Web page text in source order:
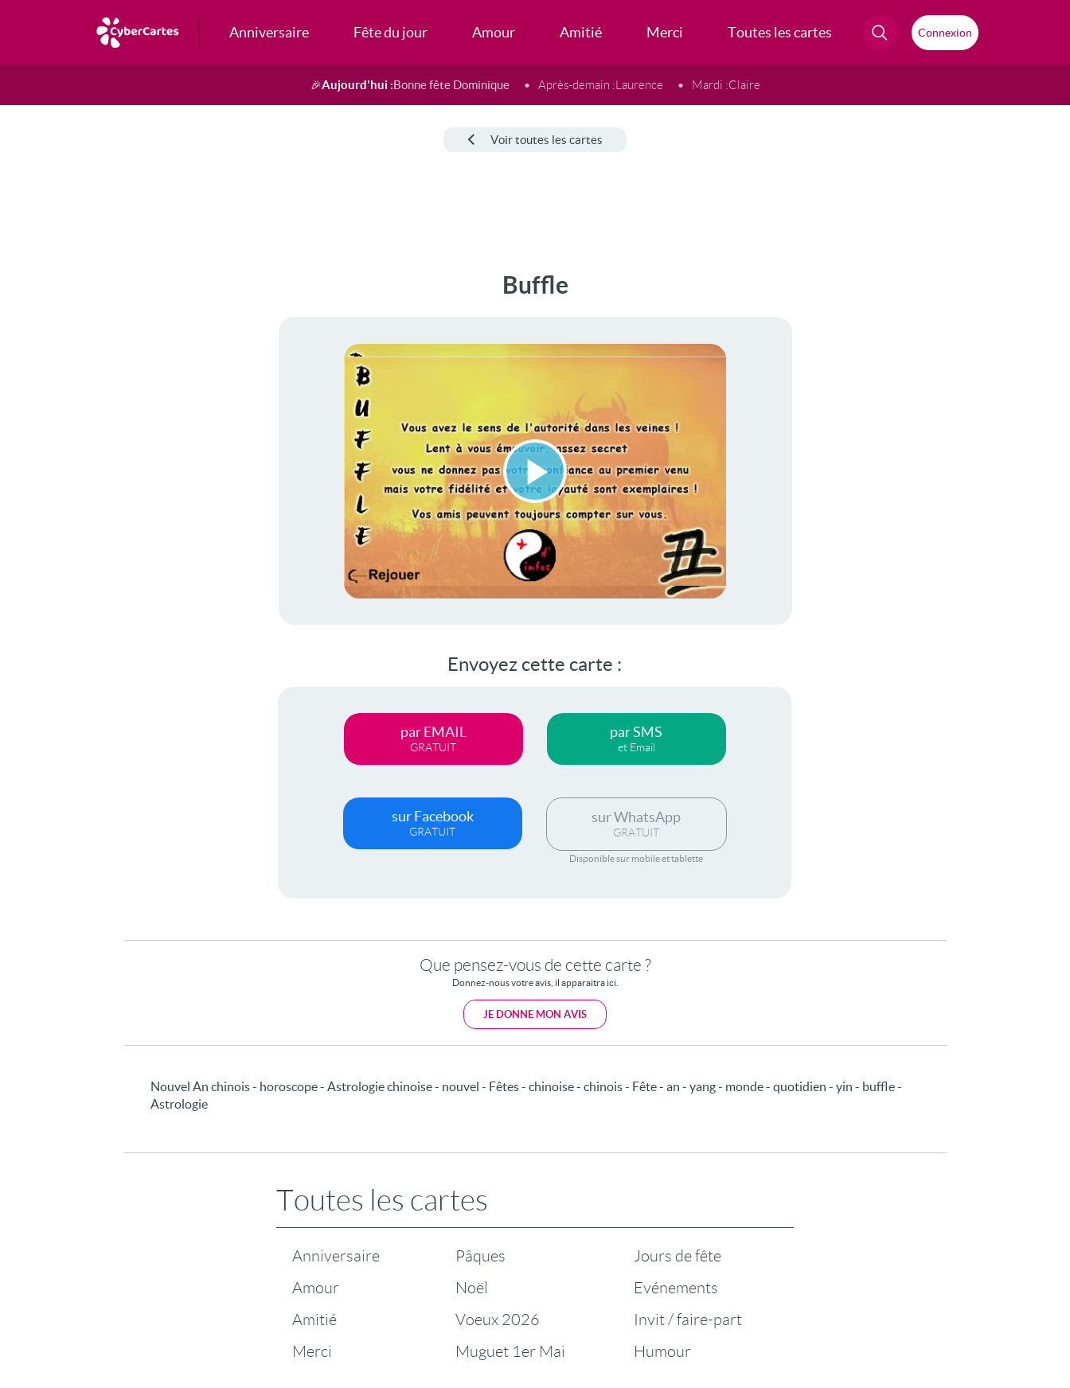
Anniversaire Fête du jour Amour Amitié Merci Toutes les cartes Connexion
🎉Aujourd'hui :Bonne fête Dominique Après-demain :Laurence Mardi :Claire
Voir toutes les cartes
Buffle
Lire
la
Envoyez cette carte :
par EMAIL
GRATUIT
par SMS
et Email
sur Facebook
GRATUIT
sur WhatsApp
GRATUIT
Disponible sur mobile et tablette
Que pensez-vous de cette carte ?
Donnez-nous votre avis, il apparaitra ici.
JE DONNE MON AVIS
Nouvel An chinois - horoscope - Astrologie chinoise - nouvel - Fêtes - chinoise - chinois - Fête - an - yang - monde - quotidien - yin - buffle -
Astrologie
Toutes les cartes
Anniversaire
Amour
Amitié
Merci
Pâques
Noël
Voeux 2026
Muguet 1er Mai
Jours de fête
Evénements
Invit / faire-part
Humour